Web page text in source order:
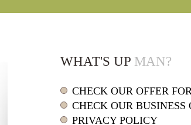
WHAT'S UP MAN?
CHECK OUR OFFER
CHECK OUR BUSINESS
PRIVACY POLICY